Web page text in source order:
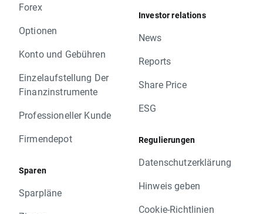
Forex
Optionen
Konto und Gebühren
Einzelaufstellung Der
Finanzinstrumente
Professioneller Kunde
Firmendepot
Sparen
Sparpläne
Investor relations
News
Reports
Share Price
ESG
Regulierungen
Datenschutzerklärung
Hinweis geben
Cookie-Richtlinien